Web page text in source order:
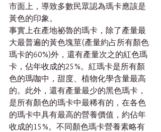
市面上，導致多數民眾認為瑪卡應該是
黃色的印象。
事實上在產地祕魯的瑪卡，除了產量最
大最普遍的黃色塊莖(產量約占所有顏色
瑪卡的60%)外，還有產量次之的紅色瑪
卡，佔年收成的25%。紅瑪卡是所有顏
色的瑪咖中，甜度、植物化學含量最高
的。此外，還有產量最少的黑色瑪卡，
是所有顏色的瑪卡中最稀有的，在各色
的瑪卡中具有最高的營養價值，約佔年
收成的15%。不同顏色瑪卡營養素略有